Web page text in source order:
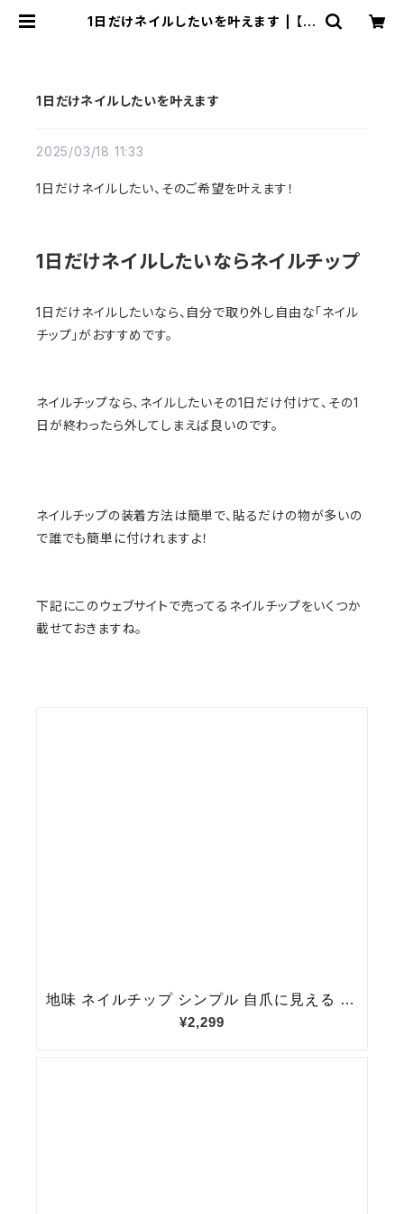
1日だけネイルしたいを叶えます | 【公
1日だけネイルしたいを叶えます
2025/03/18 11:33
1日だけネイルしたい、そのご希望を叶えます！
1日だけネイルしたいならネイルチップ
1日だけネイルしたいなら、自分で取り外し自由な「ネイル
チップ」がおすすめです。
ネイルチップなら、ネイルしたいその1日だけ付けて、その1
日が終わったら外してしまえば良いのです。
ネイルチップの装着方法は簡単で、貼るだけの物が多いの
で誰でも簡単に付けれますよ！
下記にこのウェブサイトで売ってるネイルチップをいくつか
載せておきますね。